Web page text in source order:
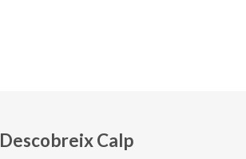
Descobreix Calp